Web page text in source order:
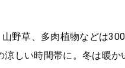
野草、多肉植物などは300
しい時間帯に。冬は暖